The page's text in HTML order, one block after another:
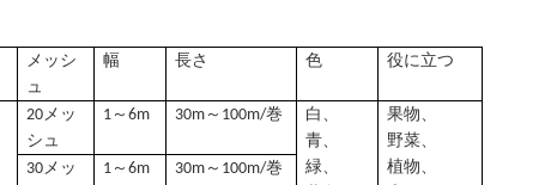
メッシ
ュ
幅 長さ 色 役に立つ
20メッ
シュ
1～6m 30m～100m/巻
白、
青、
緑、
果物、
野菜、
植物、
30メッ
1～6m 30m～100m/巻